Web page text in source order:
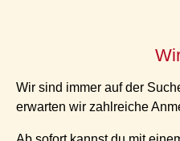
Wir sind immer auf der
erwarten wir zahlreiche